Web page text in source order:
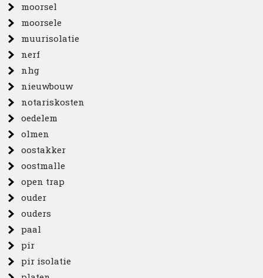
moorsel
moorsele
muurisolatie
nerf
nhg
nieuwbouw
notariskosten
oedelem
olmen
oostakker
oostmalle
open trap
ouder
ouders
paal
pir
pir isolatie